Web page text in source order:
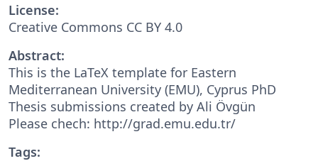
License:
Creative Commons CC BY 4.0
Abstract:
This is the LaTeX template for Eastern
Mediterranean University (EMU), Cyprus PhD
Thesis submissions created by Ali Övgün
Please chech: http://grad.emu.edu.tr/
Tags: